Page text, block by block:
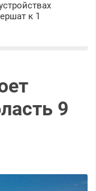
летчиков
к 1
9